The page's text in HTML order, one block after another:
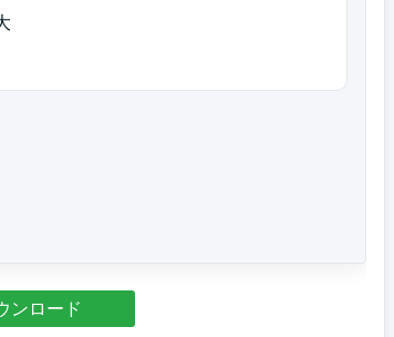
ンロード